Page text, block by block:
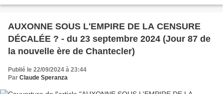
AUXONNE SOUS L'EMPIRE DE LA CENSURE
DÉCALÉE ? - du 23 septembre 2024 (Jour 87 de
la nouvelle ère de Chantecler)
Publié le 22/09/2024 à 23:44
Par Claude Speranza